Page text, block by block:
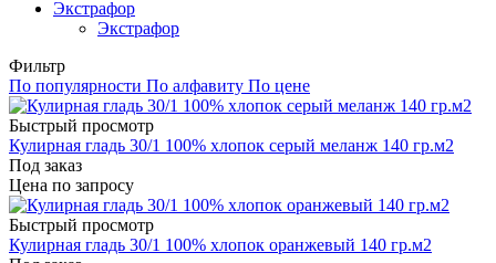
Экстрафор
Экстрафор
Фильтр
По популярности По алфавиту По цене
Быстрый просмотр
Кулирная гладь 30/1 100% хлопок серый меланж 140 гр.м2
Под заказ
Цена по запросу
Быстрый просмотр
Кулирная гладь 30/1 100% хлопок оранжевый 140 гр.м2